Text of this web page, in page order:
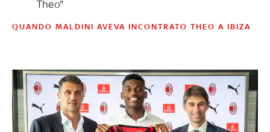
Theo"
QUANDO MALDINI AVEVA INCONTRATO THEO A IBIZA